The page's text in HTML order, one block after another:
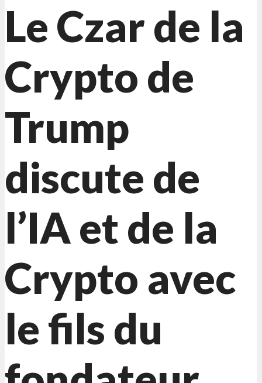
Le Czar de la
Crypto de
Trump
discute de
l’IA et de la
Crypto avec
le fils du